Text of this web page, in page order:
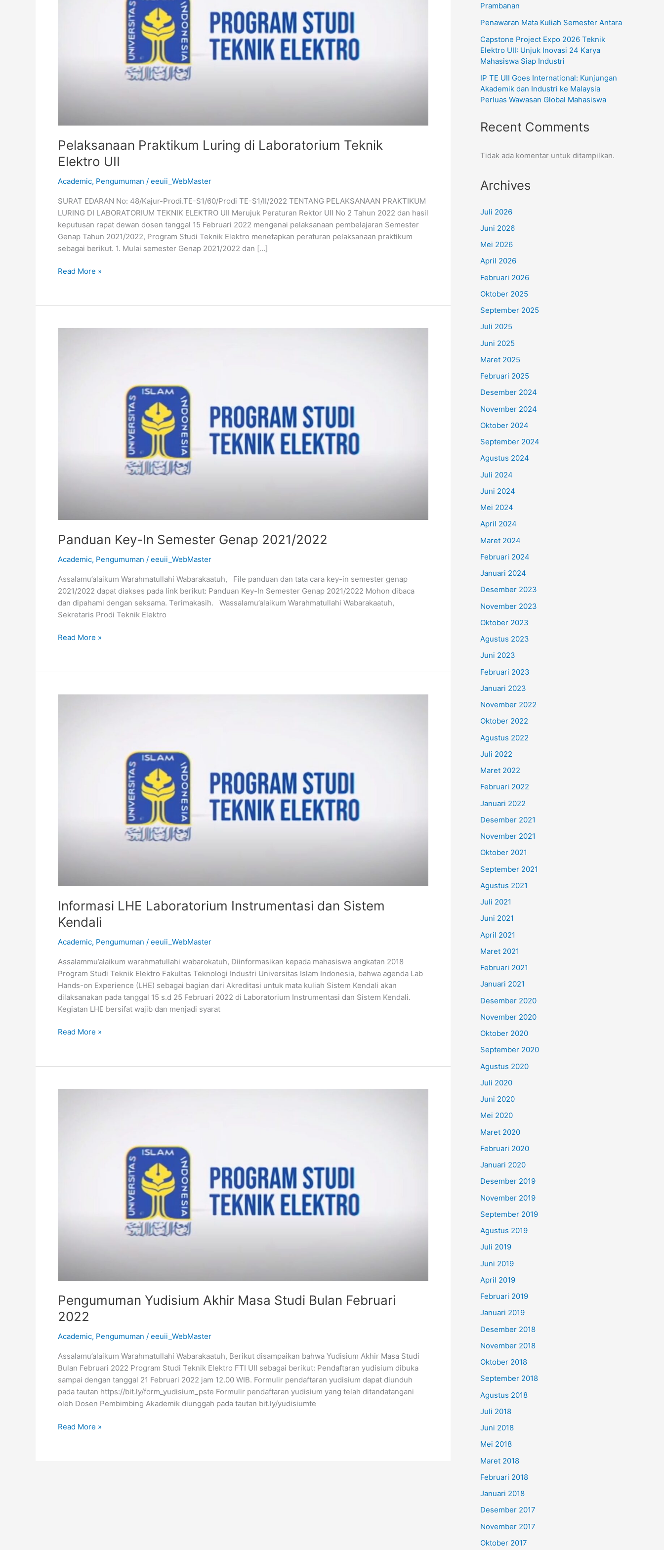
Pelaksanaan Praktikum Luring di Laboratorium Teknik
Elektro UII
Academic, Pengumuman / eeuii_WebMaster
SURAT EDARAN No: 48/Kajur-Prodi.TE-S1/60/Prodi TE-S1/II/2022 TENTANG PELAKSANAAN PRAKTIKUM
LURING DI LABORATORIUM TEKNIK ELEKTRO UII Merujuk Peraturan Rektor UII No 2 Tahun 2022 dan hasil
keputusan rapat dewan dosen tanggal 15 Februari 2022 mengenai pelaksanaan pembelajaran Semester
Genap Tahun 2021/2022, Program Studi Teknik Elektro menetapkan peraturan pelaksanaan praktikum
sebagai berikut. 1. Mulai semester Genap 2021/2022 dan […]
Read More »
Panduan Key-In Semester Genap 2021/2022
Academic, Pengumuman / eeuii_WebMaster
Assalamu’alaikum Warahmatullahi Wabarakaatuh, File panduan dan tata cara key-in semester genap
2021/2022 dapat diakses pada link berikut: Panduan Key-In Semester Genap 2021/2022 Mohon dibaca
dan dipahami dengan seksama. Terimakasih. Wassalamu’alaikum Warahmatullahi Wabarakaatuh,
Sekretaris Prodi Teknik Elektro
Read More »
Informasi LHE Laboratorium Instrumentasi dan Sistem
Kendali
Academic, Pengumuman / eeuii_WebMaster
Assalammu’alaikum warahmatullahi wabarokatuh, Diinformasikan kepada mahasiswa angkatan 2018
Program Studi Teknik Elektro Fakultas Teknologi Industri Universitas Islam Indonesia, bahwa agenda Lab
Hands-on Experience (LHE) sebagai bagian dari Akreditasi untuk mata kuliah Sistem Kendali akan
dilaksanakan pada tanggal 15 s.d 25 Februari 2022 di Laboratorium Instrumentasi dan Sistem Kendali.
Kegiatan LHE bersifat wajib dan menjadi syarat
Read More »
Pengumuman Yudisium Akhir Masa Studi Bulan Februari
2022
Academic, Pengumuman / eeuii_WebMaster
Assalamu’alaikum Warahmatullahi Wabarakaatuh, Berikut disampaikan bahwa Yudisium Akhir Masa Studi
Bulan Februari 2022 Program Studi Teknik Elektro FTI UII sebagai berikut: Pendaftaran yudisium dibuka
sampai dengan tanggal 21 Februari 2022 jam 12.00 WIB. Formulir pendaftaran yudisium dapat diunduh
pada tautan https://bit.ly/form_yudisium_pste Formulir pendaftaran yudisium yang telah ditandatangani
oleh Dosen Pembimbing Akademik diunggah pada tautan bit.ly/yudisiumte
Read More »
Prambanan
Penawaran Mata Kuliah Semester Antara
Capstone Project Expo 2026 Teknik
Elektro UII: Unjuk Inovasi 24 Karya
Mahasiswa Siap Industri
IP TE UII Goes International: Kunjungan
Akademik dan Industri ke Malaysia
Perluas Wawasan Global Mahasiswa
Recent Comments
Tidak ada komentar untuk ditampilkan.
Archives
Juli 2026
Juni 2026
Mei 2026
April 2026
Februari 2026
Oktober 2025
September 2025
Juli 2025
Juni 2025
Maret 2025
Februari 2025
Desember 2024
November 2024
Oktober 2024
September 2024
Agustus 2024
Juli 2024
Juni 2024
Mei 2024
April 2024
Maret 2024
Februari 2024
Januari 2024
Desember 2023
November 2023
Oktober 2023
Agustus 2023
Juni 2023
Februari 2023
Januari 2023
November 2022
Oktober 2022
Agustus 2022
Juli 2022
Maret 2022
Februari 2022
Januari 2022
Desember 2021
November 2021
Oktober 2021
September 2021
Agustus 2021
Juli 2021
Juni 2021
April 2021
Maret 2021
Februari 2021
Januari 2021
Desember 2020
November 2020
Oktober 2020
September 2020
Agustus 2020
Juli 2020
Juni 2020
Mei 2020
Maret 2020
Februari 2020
Januari 2020
Desember 2019
November 2019
September 2019
Agustus 2019
Juli 2019
Juni 2019
April 2019
Februari 2019
Januari 2019
Desember 2018
November 2018
Oktober 2018
September 2018
Agustus 2018
Juli 2018
Juni 2018
Mei 2018
Maret 2018
Februari 2018
Januari 2018
Desember 2017
November 2017
Oktober 2017